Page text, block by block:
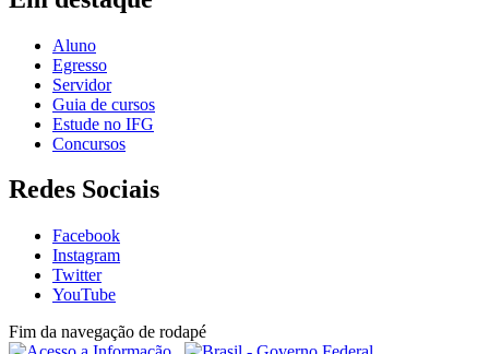
Aluno
Egresso
Servidor
Guia de cursos
Estude no IFG
Concursos
Redes Sociais
Facebook
Instagram
Twitter
YouTube
Fim da navegação de rodapé